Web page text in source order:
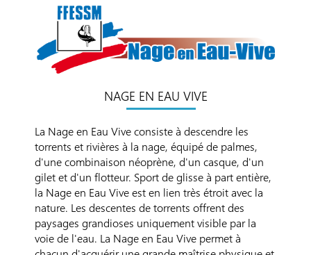
NAGE EN EAU VIVE
La Nage en Eau Vive consiste à descendre les
torrents et rivières à la nage, équipé de palmes,
d'une combinaison néoprène, d'un casque, d'un
gilet et d'un flotteur. Sport de glisse à part entière,
la Nage en Eau Vive est en lien très étroit avec la
nature. Les descentes de torrents offrent des
paysages grandioses uniquement visible par la
voie de l'eau. La Nage en Eau Vive permet à